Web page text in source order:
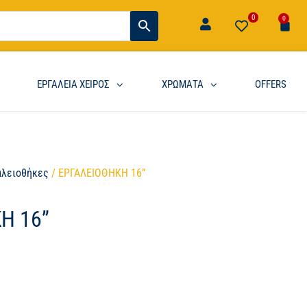
0 0
ΕΡΓΑΛΕΙΑ ΧΕΙΡΟΣ ΧΡΩΜΑΤΑ OFFERS
/ ΕΡΓΑΛΕΙΟΘΗΚΗ 16”
16”